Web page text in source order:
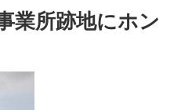
業所跡地にホン